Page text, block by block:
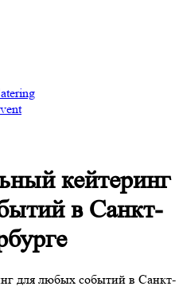
кейтеринг
в Санкт-